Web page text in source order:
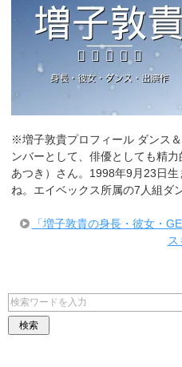
※増子敦貴プロフィール ダンス
ンバーとして、俳優としても精
あつき）さん。1998年9月23日
ね。エイベックス所属の7人組ダ
「増子敦貴の身長・彼女・
ス